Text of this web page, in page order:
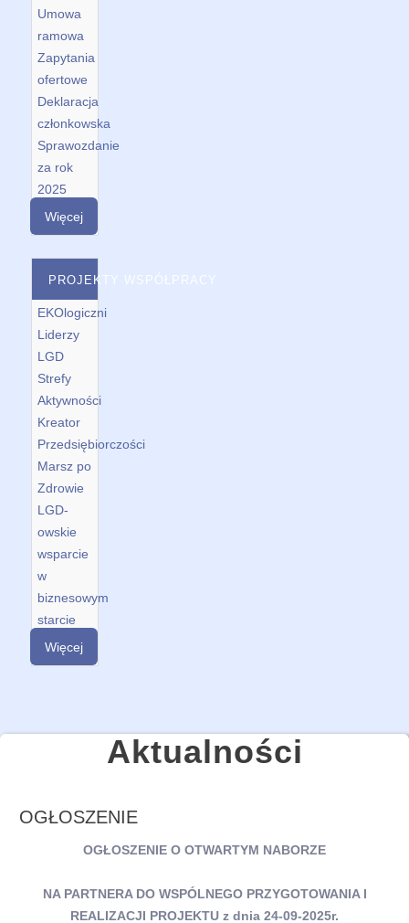
Umowa
ramowa
Zapytania
ofertowe
Deklaracja
członkowska
Sprawozdanie
za rok
2025
Więcej
PROJEKTY WSPÓŁPRACY
EKOlogiczni
Liderzy
LGD
Strefy
Aktywności
Kreator
Przedsiębiorczości
Marsz po
Zdrowie
LGD-
owskie
wsparcie
w
biznesowym
starcie
Więcej
Aktualności
OGŁOSZENIE
OGŁOSZENIE O OTWARTYM NABORZE
NA PARTNERA DO WSPÓLNEGO PRZYGOTOWANIA I
REALIZACJI PROJEKTU z dnia 24-09-2025r.